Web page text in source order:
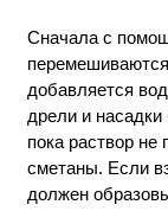
Сначала с
добавляется
дрели и
пока раствор не
сметаны. Если
должен